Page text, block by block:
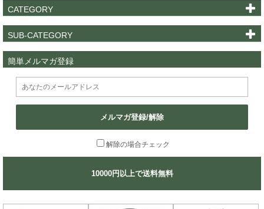
CATEGORY
SUB-CATEGORY
簡単メルマガ登録
メルマガ登録/解除
解除の場合チェック
10000円以上で送料無料